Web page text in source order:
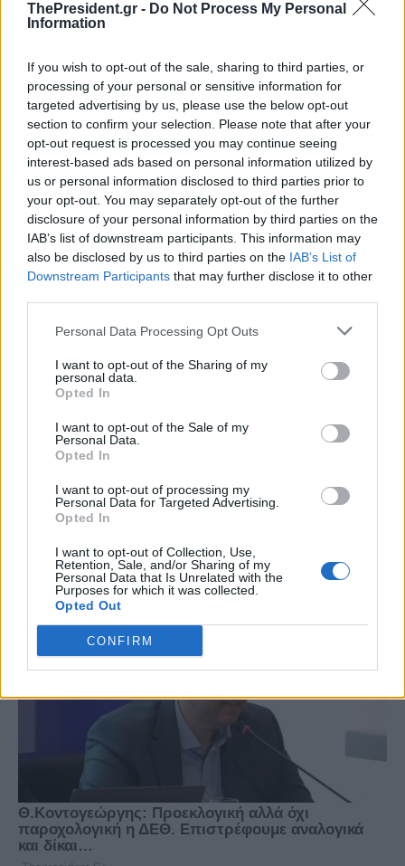
ThePresident.gr - Do Not Process My Personal
Information
If you wish to opt-out of the sale, sharing to third parties, or
processing of your personal or sensitive information for
targeted advertising by us, please use the below opt-out
section to confirm your selection. Please note that after your
opt-out request is processed you may continue seeing
interest-based ads based on personal information utilized by
us or personal information disclosed to third parties prior to
your opt-out. You may separately opt-out of the further
disclosure of your personal information by third parties on the
IAB’s list of downstream participants. This information may
also be disclosed by us to third parties on the IAB’s List of
Downstream Participants that may further disclose it to other
Personal Data Processing Opt Outs
I want to opt-out of the Sharing of my
personal data.
Opted In
I want to opt-out of the Sale of my
Personal Data.
Opted In
I want to opt-out of processing my
Personal Data for Targeted Advertising.
Opted In
I want to opt-out of Collection, Use,
Retention, Sale, and/or Sharing of my
Personal Data that Is Unrelated with the
Purposes for which it was collected.
Opted Out
CONFIRM